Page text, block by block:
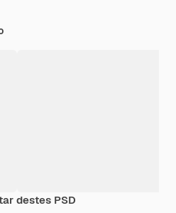
destes PSD